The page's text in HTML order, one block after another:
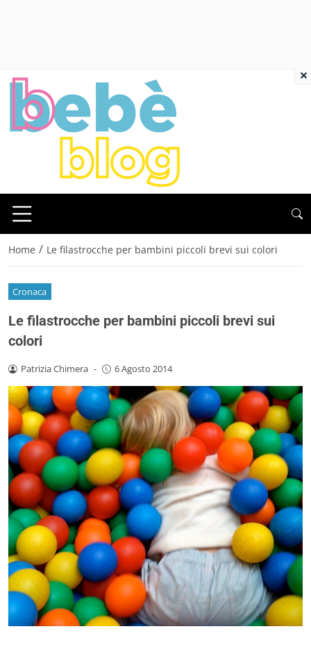
Home / Le filastrocche per bambini piccoli brevi sui colori
Cronaca
Le filastrocche per bambini piccoli brevi sui
colori
Patrizia Chimera - 6 Agosto 2014
×